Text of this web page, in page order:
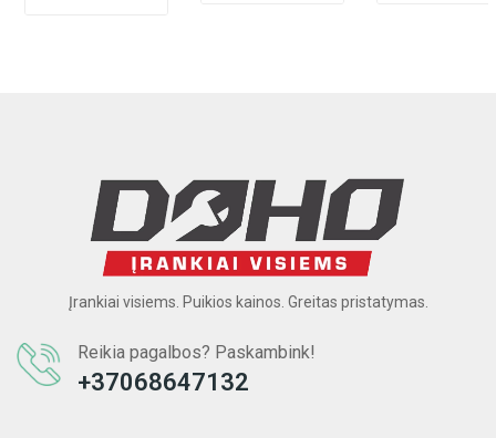
Įrankiai visiems. Puikios kainos. Greitas pristatymas.
Reikia pagalbos? Paskambink!
+37068647132